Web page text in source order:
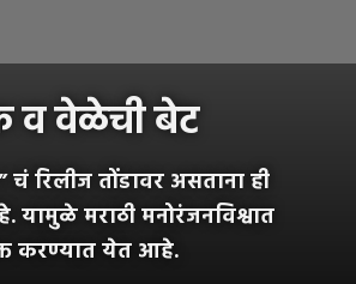
व वेळेची बेट
चं रिलीज तोंडावर असताना ही
यामुळे मराठी मनोरंजनविश्वात
करण्यात येत आहे.